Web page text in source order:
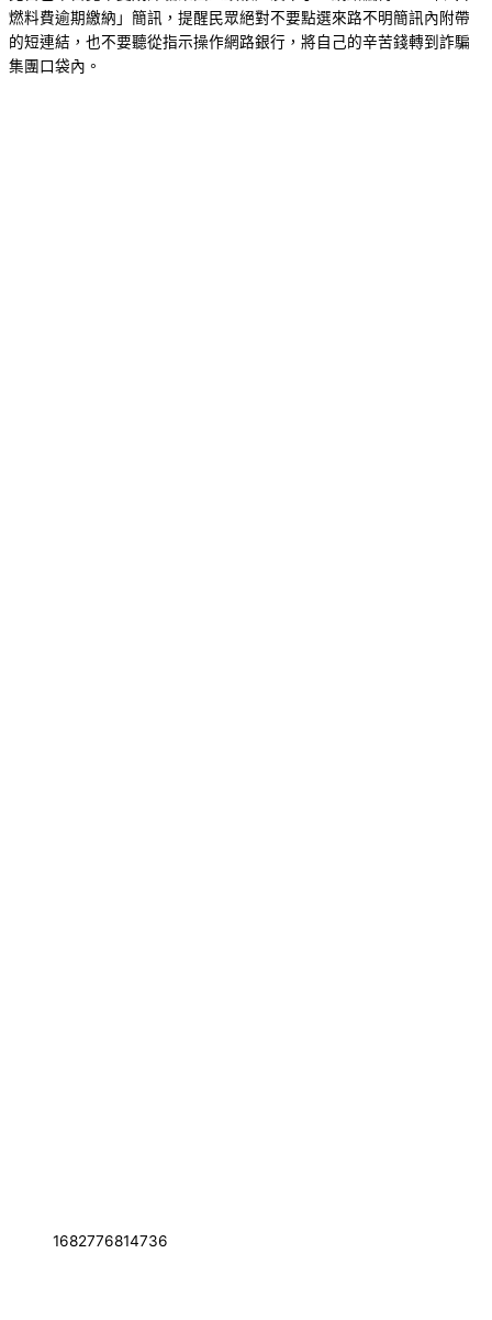
燃料費逾期繳納」簡訊，提醒民眾絕對不要點選來路不明簡訊內附帶
的短連結，也不要聽從指示操作網路銀行，將自己的辛苦錢轉到詐騙
集團口袋內。
1682776814736